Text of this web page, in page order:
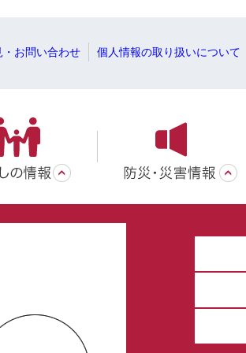
・お問い合わせ 個人情報の取り扱いについて